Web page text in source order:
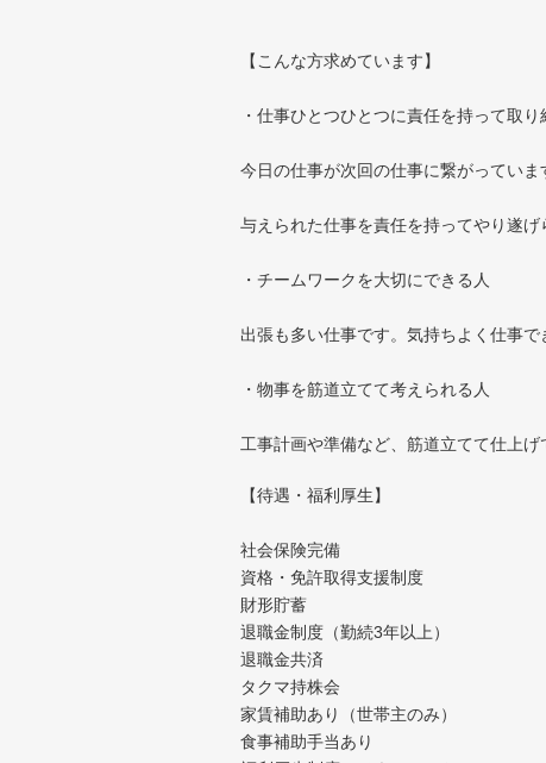
【こんな方求めています】
・仕事ひとつひとつに責任を持って取り
今日の仕事が次回の仕事に繋がっていま
与えられた仕事を責任を持ってやり遂
・チームワークを大切にできる人
出張も多い仕事です。気持ちよく仕事
・物事を筋道立てて考えられる人
工事計画や準備など、筋道立てて仕上
【待遇・福利厚生】
社会保険完備
資格・免許取得支援制度
財形貯蓄
退職金制度（勤続3年以上）
退職金共済
タクマ持株会
家賃補助あり（世帯主のみ）
食事補助手当あり